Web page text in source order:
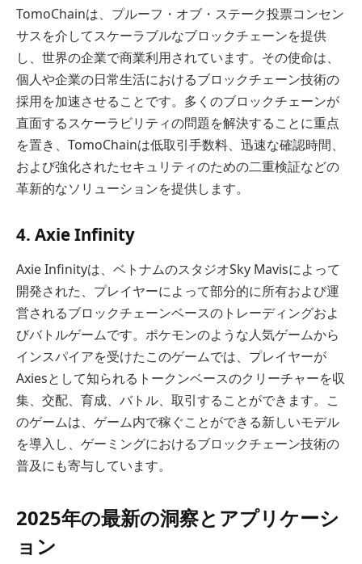
TomoChainは、プルーフ・オブ・ステーク投票コンセン
サスを介してスケーラブルなブロックチェーンを提供
し、世界の企業で商業利用されています。その使命は、
個人や企業の日常生活におけるブロックチェーン技術の
採用を加速させることです。多くのブロックチェーンが
直面するスケーラビリティの問題を解決することに重点
を置き、TomoChainは低取引手数料、迅速な確認時間、
および強化されたセキュリティのための二重検証などの
革新的なソリューションを提供します。
4. Axie Infinity
Axie Infinityは、ベトナムのスタジオSky Mavisによって
開発された、プレイヤーによって部分的に所有および運
営されるブロックチェーンベースのトレーディングおよ
びバトルゲームです。ポケモンのような人気ゲームから
インスパイアを受けたこのゲームでは、プレイヤーが
Axiesとして知られるトークンベースのクリーチャーを収
集、交配、育成、バトル、取引することができます。こ
のゲームは、ゲーム内で稼ぐことができる新しいモデル
を導入し、ゲーミングにおけるブロックチェーン技術の
普及にも寄与しています。
2025年の最新の洞察とアプリケーシ
ョン